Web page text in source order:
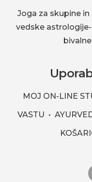
Joga za skupine
vedske
MOJ ON-LINE
VASTU